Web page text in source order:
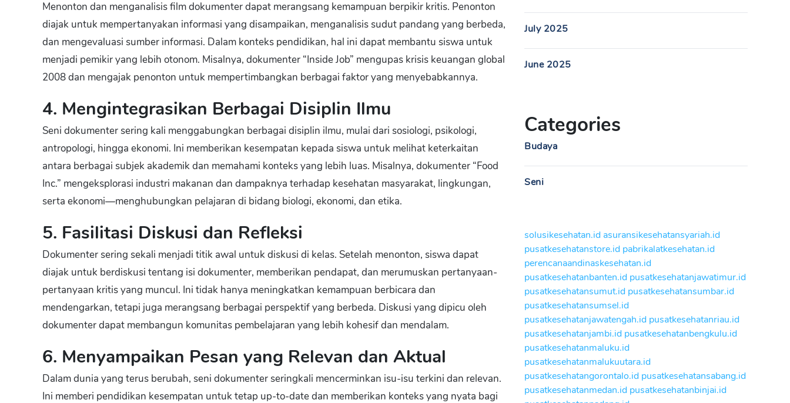
Menonton dan menganalisis film dokumenter dapat merangsang kemampuan berpikir kritis. Penonton
diajak untuk mempertanyakan informasi yang disampaikan, menganalisis sudut pandang yang berbeda,
dan mengevaluasi sumber informasi. Dalam konteks pendidikan, hal ini dapat membantu siswa untuk
menjadi pemikir yang lebih otonom. Misalnya, dokumenter “Inside Job” mengupas krisis keuangan global
2008 dan mengajak penonton untuk mempertimbangkan berbagai faktor yang menyebabkannya.
4. Mengintegrasikan Berbagai Disiplin Ilmu
Seni dokumenter sering kali menggabungkan berbagai disiplin ilmu, mulai dari sosiologi, psikologi,
antropologi, hingga ekonomi. Ini memberikan kesempatan kepada siswa untuk melihat keterkaitan
antara berbagai subjek akademik dan memahami konteks yang lebih luas. Misalnya, dokumenter “Food
Inc.” mengeksplorasi industri makanan dan dampaknya terhadap kesehatan masyarakat, lingkungan,
serta ekonomi—menghubungkan pelajaran di bidang biologi, ekonomi, dan etika.
5. Fasilitasi Diskusi dan Refleksi
Dokumenter sering sekali menjadi titik awal untuk diskusi di kelas. Setelah menonton, siswa dapat
diajak untuk berdiskusi tentang isi dokumenter, memberikan pendapat, dan merumuskan pertanyaan-
pertanyaan kritis yang muncul. Ini tidak hanya meningkatkan kemampuan berbicara dan
mendengarkan, tetapi juga merangsang berbagai perspektif yang berbeda. Diskusi yang dipicu oleh
dokumenter dapat membangun komunitas pembelajaran yang lebih kohesif dan mendalam.
6. Menyampaikan Pesan yang Relevan dan Aktual
Dalam dunia yang terus berubah, seni dokumenter seringkali mencerminkan isu-isu terkini dan relevan.
Ini memberi pendidikan kesempatan untuk tetap up-to-date dan memberikan konteks yang nyata bagi
July 2025
June 2025
Categories
Budaya
Seni
solusikesehatan.id asuransikesehatansyariah.id
pusatkesehatanstore.id pabrikalatkesehatan.id
perencanaandinaskesehatan.id
pusatkesehatanbanten.id pusatkesehatanjawatimur.id
pusatkesehatansumut.id pusatkesehatansumbar.id
pusatkesehatansumsel.id
pusatkesehatanjawatengah.id pusatkesehatanriau.id
pusatkesehatanjambi.id pusatkesehatanbengkulu.id
pusatkesehatanmaluku.id
pusatkesehatanmalukuutara.id
pusatkesehatangorontalo.id pusatkesehatansabang.id
pusatkesehatanmedan.id pusatkesehatanbinjai.id